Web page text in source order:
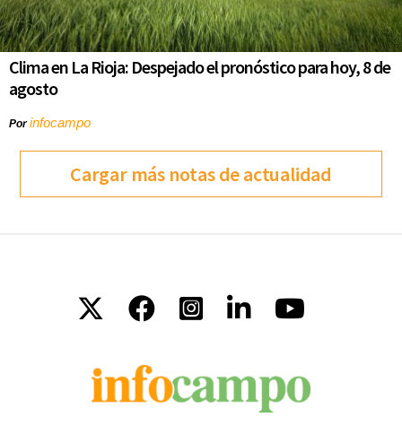
Clima en La Rioja: Despejado el pronóstico para hoy, 8 de
agosto
Porinfocampo
Cargar más notas de actualidad